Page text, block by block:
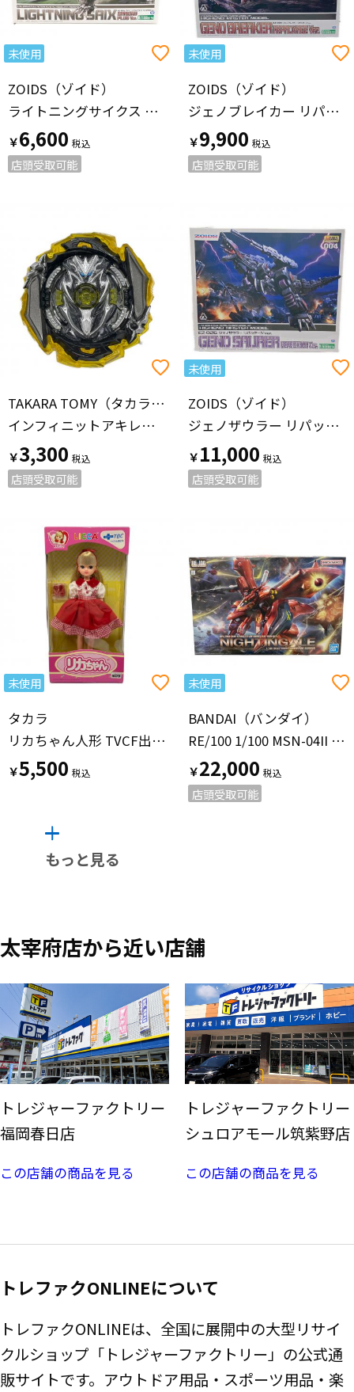
未使用
ZOIDS（ゾイド）
ライトニングサイクス マーキングプラスVer. プラモデル EZ-035
￥6,600
店頭受取可能
未使用
ZOIDS（ゾイド）
ジェノブレイカー リパッケージVer. プラモデル EZ-034
￥9,900
店頭受取可能
TAKARA TOMY（タカラトミー）
インフィニットアキレス.7. Lp 1D
￥3,300
店頭受取可能
未使用
ZOIDS（ゾイド）
ジェノザウラー リパッケージVer. プラモデル EZ-026
￥11,000
店頭受取可能
未使用
タカラ
リカちゃん人形 TVCF出演記念
￥5,500
未使用
BANDAI（バンダイ）
RE/100 1/100 MSN-04II ナイチンゲール ガンプラ @
￥22,000
店頭受取可能
もっと見る
太宰府店から近い店舗
トレジャーファクトリー
福岡春日店
この店舗の商品を見る
トレジャーファクトリー
シュロアモール筑紫野店
この店舗の商品を見る
トレファクONLINEについて
トレファクONLINEは、全国に展開中の大型リサイ
クルショップ「トレジャーファクトリー」の公式通
販サイトです。アウトドア用品・スポーツ用品・楽